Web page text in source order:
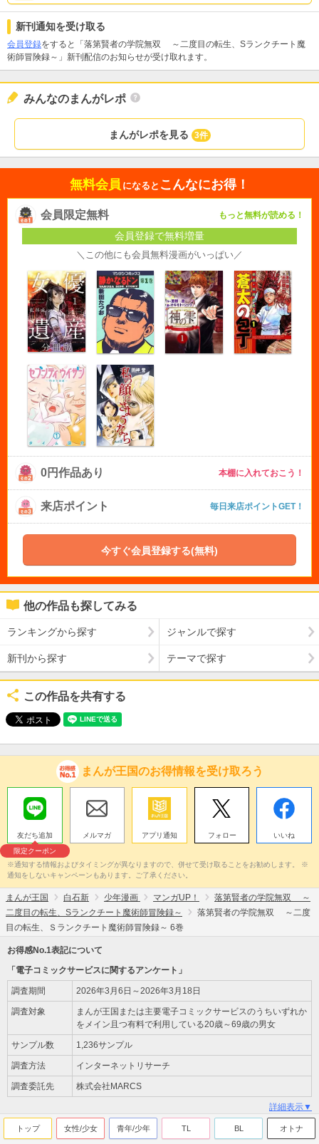
新刊通知を受け取る
会員登録をすると「落第賢者の学院無双 ～二度目の転生、Sランクチート魔
術師冒険録～」新刊配信のお知らせが受け取れます。
みんなのまんがレポ
まんがレポを見る 3件
無料会員 になると こんなにお得！
会員限定無料 もっと無料が読める！
会員登録で無料増量
＼この他にも会員無料漫画がいっぱい／
0円作品あり 本棚に入れておこう！
来店ポイント 毎日来店ポイントGET！
今すぐ会員登録する(無料)
他の作品も探してみる
ランキングから探す ジャンルで探す
新刊から探す テーマで探す
この作品を共有する
まんが王国のお得情報を受け取ろう
友だち追加
限定クーポン
メルマガ アプリ通知 フォロー いいね
※通知する情報およびタイミングが異なりますので、併せて受け取ることをお勧めします。 ※
通知をしないキャンペーンもあります。ご了承ください。
まんが王国 白石新 少年漫画 マンガUP！
落第賢者の学院無双 ～
二度目の転生、Sランクチート魔術師冒険録～
落第賢者の学院無双 ～二度
目の転生、Ｓランクチート魔術師冒険録～ 6巻
お得感No.1表記について
「電子コミックサービスに関するアンケート」
調査期間 2026年3月6日～2026年3月18日
調査対象
まんが王国または主要電子コミックサービスのうちいずれか
をメイン且つ有料で利用している20歳～69歳の男女
サンプル数 1,236サンプル
調査方法 インターネットリサーチ
調査委託先 株式会社MARCS
詳細表示▼
トップ 女性/少女 青年/少年 TL BL オトナ